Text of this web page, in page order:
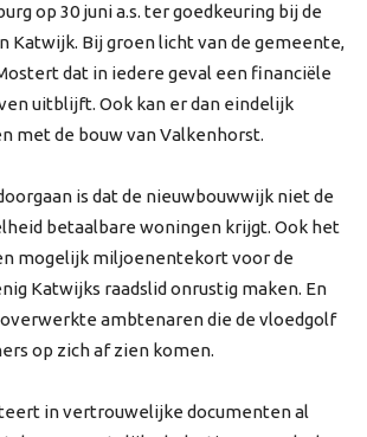
op 30 juni a.s. ter goedkeuring bij de
Katwijk. Bij groen licht van de gemeente,
dat in iedere geval een financiële
uitblijft. Ook kan er dan eindelijk
met de bouw van Valkenhorst.
is dat de nieuwbouwwijk niet de
betaalbare woningen krijgt. Ook het
mogelijk miljoenentekort voor de
Katwijks raadslid onrustig maken. En
ambtenaren die de vloedgolf
op zich af zien komen.
in vertrouwelijke documenten al